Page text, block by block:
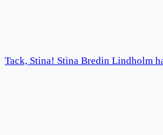
Tack, Stina! Stina Bredin Lindholm